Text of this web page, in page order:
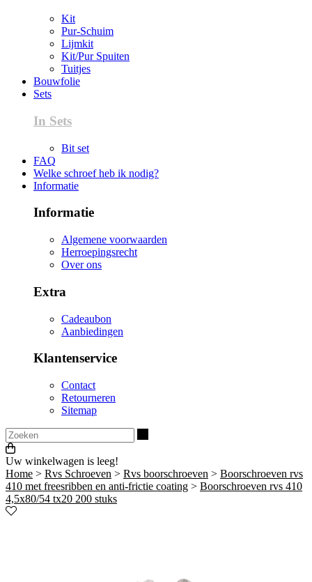
Kit
Pur-Schuim
Lijmkit
Kit/Pur Spuiten
Tuitjes
Bouwfolie
Sets
In Sets
Bit set
FAQ
Welke schroef heb ik nodig?
Informatie
Informatie
Algemene voorwaarden
Herroepingsrecht
Over ons
Extra
Cadeaubon
Aanbiedingen
Klantenservice
Contact
Retourneren
Sitemap
Uw winkelwagen is leeg!
Home > Rvs Schroeven > Rvs boorschroeven > Boorschroeven rvs
410 met freesribben en anti-frictie coating > Boorschroeven rvs 410
4,5x80/54 tx20 200 stuks